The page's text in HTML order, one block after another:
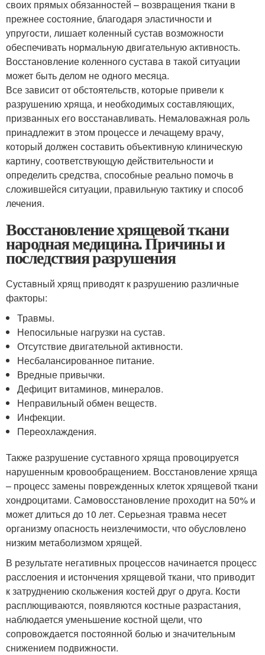
своих прямых обязанностей – возвращения ткани в
прежнее состояние, благодаря эластичности и
упругости, лишает коленный сустав возможности
обеспечивать нормальную двигательную активность.
Восстановление коленного сустава в такой ситуации
может быть делом не одного месяца.
Все зависит от обстоятельств, которые привели к
разрушению хряща, и необходимых составляющих,
призванных его восстанавливать. Немаловажная роль
принадлежит в этом процессе и лечащему врачу,
который должен составить объективную клиническую
картину, соответствующую действительности и
определить средства, способные реально помочь в
сложившейся ситуации, правильную тактику и способ
лечения.
Восстановление хрящевой ткани
народная медицина. Причины и
последствия разрушения
Суставный хрящ приводят к разрушению различные
факторы:
Травмы.
Непосильные нагрузки на сустав.
Отсутствие двигательной активности.
Несбалансированное питание.
Вредные привычки.
Дефицит витаминов, минералов.
Неправильный обмен веществ.
Инфекции.
Переохлаждения.
Также разрушение суставного хряща провоцируется
нарушенным кровообращением. Восстановление хряща
– процесс замены поврежденных клеток хрящевой ткани
хондроцитами. Самовосстановление проходит на 50% и
может длиться до 10 лет. Серьезная травма несет
организму опасность неизлечимости, что обусловлено
низким метаболизмом хрящей.
В результате негативных процессов начинается процесс
расслоения и истончения хрящевой ткани, что приводит
к затруднению скольжения костей друг о друга. Кости
расплющиваются, появляются костные разрастания,
наблюдается уменьшение костной щели, что
сопровождается постоянной болью и значительным
снижением подвижности.